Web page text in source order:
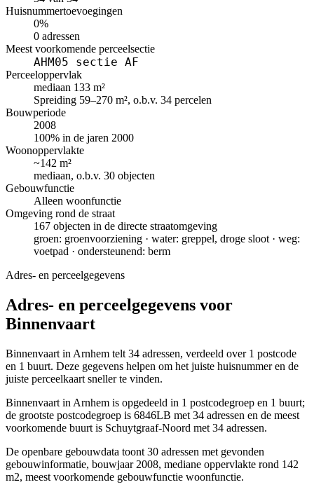
Huisnummertoevoegingen
0%
0 adressen
Meest voorkomende perceelsectie
AHM05 sectie AF
Perceeloppervlak
mediaan 133 m²
Spreiding 59–270 m², o.b.v. 34 percelen
Bouwperiode
2008
100% in de jaren 2000
Woonoppervlakte
~142 m²
mediaan, o.b.v. 30 objecten
Gebouwfunctie
Alleen woonfunctie
Omgeving rond de straat
167 objecten in de directe straatomgeving
groen: groenvoorziening · water: greppel, droge sloot · weg:
voetpad · ondersteunend: berm
Adres- en perceelgegevens
Adres- en perceelgegevens voor
Binnenvaart
Binnenvaart in Arnhem telt 34 adressen, verdeeld over 1 postcode
en 1 buurt. Deze gegevens helpen om het juiste huisnummer en de
juiste perceelkaart sneller te vinden.
Binnenvaart in Arnhem is opgedeeld in 1 postcodegroep en 1 buurt;
de grootste postcodegroep is 6846LB met 34 adressen en de meest
voorkomende buurt is Schuytgraaf-Noord met 34 adressen.
De openbare gebouwdata toont 30 adressen met gevonden
gebouwinformatie, bouwjaar 2008, mediane oppervlakte rond 142
m2, meest voorkomende gebouwfunctie woonfunctie.